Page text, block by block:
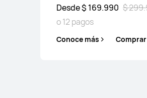
Desde $ 169.990 $
o 12 pagos
Conoce más Comprar